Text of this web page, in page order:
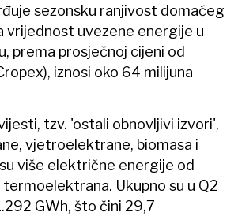
sezonsku ranjivost domaćeg
vrijednost uvezene energije u
prema prosječnoj cijeni od
iznosi oko 64 milijuna
tzv. 'ostali obnovljivi izvori',
vjetroelektrane, biomasa i
više električne energije od
Ukupno su u Q2
GWh, što čini 29,7